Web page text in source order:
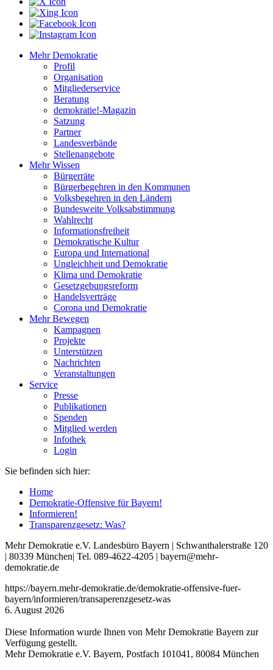
Mehr Demokratie
Profil
Organisation
Mitgliederservice
Beratung
demokratie!-Magazin
Satzung
Partner
Landesverbände
Stellenangebote
Mehr Wissen
Bürgerräte
Bürgerbegehren in den Kommunen
Volksbegehren in den Ländern
Bundesweite Volksabstimmung
Wahlrecht
Informationsfreiheit
Demokratische Kultur
Europa und International
Ungleichheit und Demokratie
Klima und Demokratie
Gesetzgebungsreform
Handelsverträge
Corona und Demokratie
Mehr Bewegen
Kampagnen
Projekte
Unterstützen
Nachrichten
Veranstaltungen
Service
Presse
Publikationen
Spenden
Mitglied werden
Infothek
Login
Sie befinden sich hier:
Home
Demokratie-Offensive für Bayern!
Informieren!
Transparenzgesetz: Was?
Mehr Demokratie e.V. Landesbüro Bayern | Schwanthalerstraße 120
| 80339 München| Tel. 089-4622-4205 | bayern@mehr-
demokratie.de
https://bayern.mehr-demokratie.de/demokratie-offensive-fuer-
bayern/informieren/transaperenzgesetz-was
6. August 2026
Diese Information wurde Ihnen von Mehr Demokratie Bayern zur
Verfügung gestellt.
Mehr Demokratie e.V. Bayern, Postfach 101041, 80084 München